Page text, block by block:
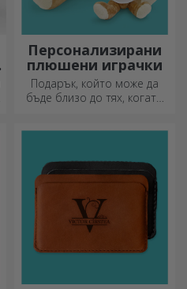
Персонализирани
плюшени играчки
Подарък, който може да
бъде близо до тях, когато